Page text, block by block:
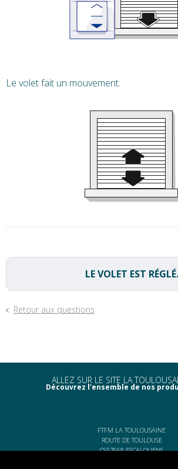
Le volet fait un mouvement.
LE VOLET EST RÉGLÉ.
Retour aux questions
FTFM LA TOULOUSAINE
ROUTE DE TOULOUSE
CS57668 ESCALQUENS
ALLEZ SUR LE SITE LA
Découvrez l'ensemble de nos